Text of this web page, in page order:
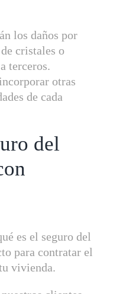
los daños por
cristales o
terceros.
otras
de cada
del
es el seguro del
para contratar el
vivienda.